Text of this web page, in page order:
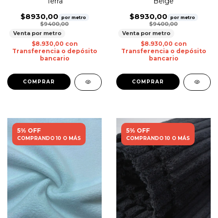
$8930,00 por metro
$9400,00
Venta por metro
$8.930,00 con
Transferencia o depósito
bancario
$8930,00 por metro
$9400,00
Venta por metro
$8.930,00 con
Transferencia o depósito
bancario
5% OFF
COMPRANDO 10 O MÁS
5% OFF
COMPRANDO 10 O MÁS